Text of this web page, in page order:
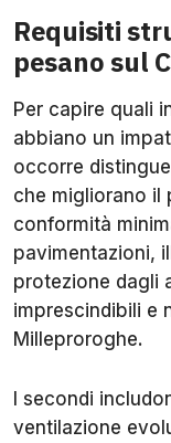
Requisiti
pesano sul
Per capire quali
abbiano un
occorre
che migliorano il
conformità
pavimentazioni,
protezione dagli
imprescindibili e
Milleproroghe.
I secondi
ventilazione